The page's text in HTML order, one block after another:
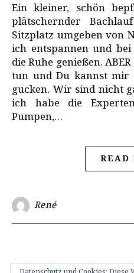
Ein kleiner, schön bepflanzter Teich, ein leise
plätschernder
Sitzplatz umgeben von
ich entspannen und
die Ruhe genießen.
tun und Du kannst mir
gucken. Wir sind nicht
ich habe die
Pumpen,…
READ
René